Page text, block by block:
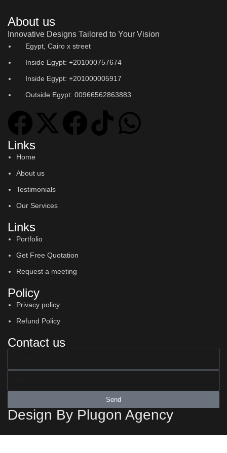
About us
Innovative Designs Tailored to Your Vision
Egypt, Cairo x street
Inside Egypt: +201000757674
Inside Egypt: +201000005917
Outside Egypt: 00966562863883
Links
Home
About us
Testimonials
Our Services
Links
Portfolio
Get Free Quotation
Request a meeting
Policy
Privacy policy
Refund Policy
Contact us
Send
Design By Plugon Agency